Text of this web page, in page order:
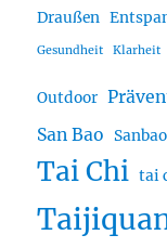
Draußen
Gesundheit Klarheit
Outdoor
San Bao Sanbao
Tai Chi tai